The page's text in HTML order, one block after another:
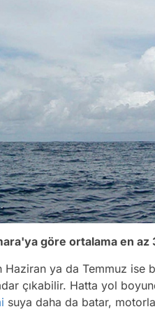
göre ortalama en az
ya da Temmuz ise
çıkabilir. Hatta yol
suya daha da batar,